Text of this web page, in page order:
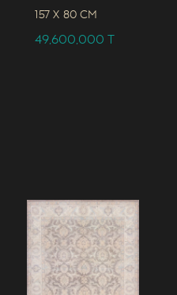
157 x 80 CM
49,600,000T